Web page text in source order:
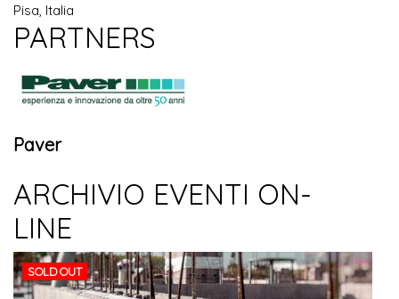
Pisa, Italia
PARTNERS
Paver
ARCHIVIO EVENTI ON-
LINE
SOLD OUT